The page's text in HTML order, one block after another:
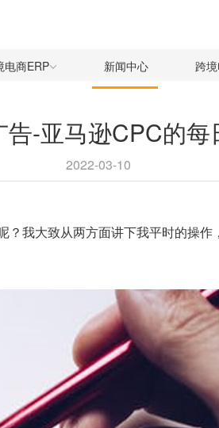
电商ERP 新闻中心 跨
告-亚马逊CPC的每
2022-03-10
？我大致从两方面讲下我平时的操